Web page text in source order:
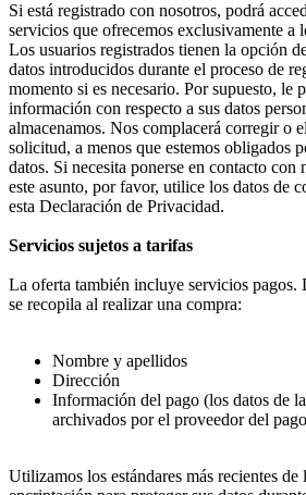
Si está registrado con nosotros, podrá
servicios que ofrecemos exclusivamente a
Los usuarios registrados tienen la opción
datos introducidos durante el proceso de
momento si es necesario. Por supuesto, le
información con respecto a sus datos
almacenamos. Nos complacerá corregir o
solicitud, a menos que estemos obligados
datos. Si necesita ponerse en contacto con
este asunto, por favor, utilice los datos de
esta Declaración de Privacidad.
Servicios sujetos a tarifas
La oferta también incluye servicios pagos.
se recopila al realizar una compra:
Nombre y apellidos
Dirección
Información del pago (los datos de
archivados por el proveedor del
Utilizamos los estándares más recientes de